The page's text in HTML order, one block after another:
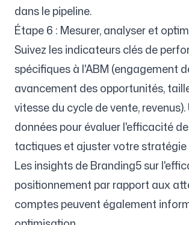
dans le pipeline.
Étape 6 : Mesurer, analyser et
Suivez les indicateurs clés de
spécifiques à l'ABM (engagement
avancement des opportunités,
vitesse du cycle de vente,
données pour évaluer l'efficacité
tactiques et ajuster votre stratégie
Les insights de Branding5 sur
positionnement par rapport aux
comptes peuvent également